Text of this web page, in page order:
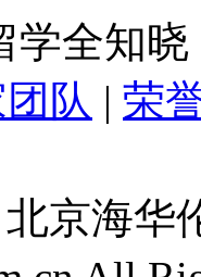
学全知晓
队 | 荣
北京海